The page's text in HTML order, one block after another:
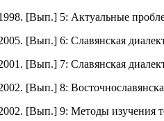
[Вып.] 5: Актуальные
[Вып.] 6: Славянская
[Вып.] 7: Славянская
[Вып.] 8:
[Вып.] 9: Методы изучения